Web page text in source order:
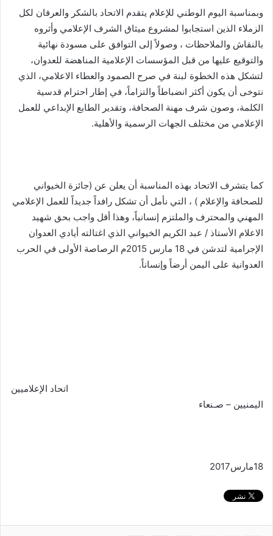
وبمناسبة اليوم الوطني للإعلام يتقدم الاتحاد بالشكر والعرفان لكل
الزملاء الذين استجابوا لمشروع ميثاق الشرف الإعلامي وأثروه
بالنقاش والملاحظات ، وصولاً إلى التوافق على مسودة نهائية
والتوقيع عليها من قبل المؤسسات الإعلامية المناهضة للعدوان،
لتشكل هذه الخطوة لبنة في صرح الصمود والعطاء الاعلامي، الذي
نتوخى أن يكون أكثر انضباطاً والتزاماً، في إطار احترام قدسية
الكلمة، وصون شرف مهنة الصحافة، وتقدير الطابع الإبداعي للعمل
الإعلامي من مختلف الجهات الرسمية والأهلية.
كما يتشرف الاتحاد بهذه المناسبة أن يعلن عن (جائزة الخيواني
للصحافة والإعلام ) ، التي نأمل أن تشكل رافداً جديداً للعمل الإعلامي
المهني والمحترف والملتزم إنسانياً، وهذا أقل واجب بحق شهيد
الاعلام الأستاذ / عبد الكريم الخيواني الذي اغتالته أيادي العدوان
الإجرامية لتدشن في 18 مارس 2015م الرصاصة الأولى في الحرب
العدوانية على اليمن أرضاً وإنساناً.
اتحاد الإعلاميين
اليمنيين – صـنعاء
18مارس2017